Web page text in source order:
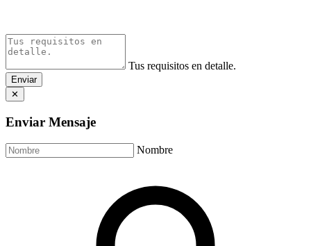
Tus requisitos en detalle.
Enviar
✕
Enviar Mensaje
Nombre